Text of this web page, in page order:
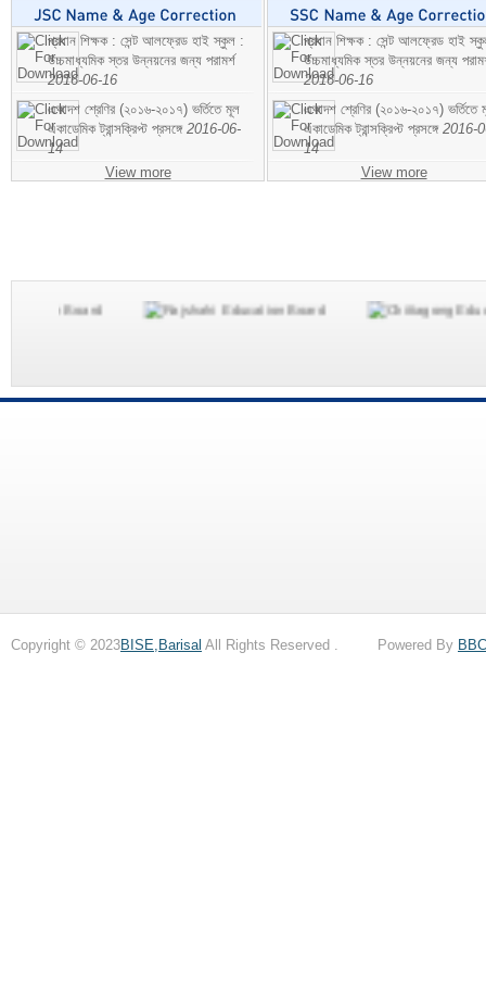
প্রধান শিক্ষক : সেন্ট আলফ্রেড হাই স্কুল :
উচ্চমাধ্যমিক স্তর উন্নয়নের জন্য পরামর্শ
2016-06-16
একাদশ শ্রেণির (২০১৬-২০১৭) ভর্তিতে মূল
একাডেমিক ট্রান্সক্রিপ্ট প্রসঙ্গে 2016-06-
14
View more
প্রধান শিক্ষক : সেন্ট আলফ্রেড হাই
উচ্চমাধ্যমিক স্তর উন্নয়নের জন্য
2016-06-16
একাদশ শ্রেণির (২০১৬-২০১৭) ভর্তিতে
একাডেমিক ট্রান্সক্রিপ্ট প্রসঙ্গে 2016-
14
View more
Copyright © 2023BISE,Barisal All Rights Reserved . Powered By